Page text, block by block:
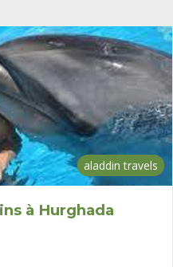
aladdin travels
à Hurghada